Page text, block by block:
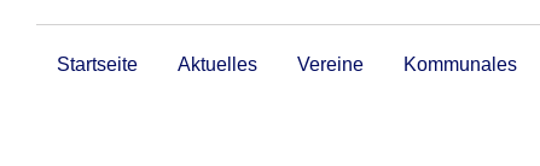
Startseite Aktuelles Vereine Kommunales